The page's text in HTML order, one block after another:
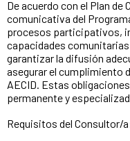
De acuerdo con el Plan
comunicativa del
procesos participativos,
capacidades
garantizar la difusión
asegurar el cumplimiento
AECID. Estas
permanente y
Requisitos del Consultor/